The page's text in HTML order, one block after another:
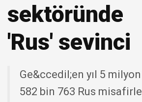
sektöründe
'Rus' sevinci
Ge&ccedil;en yıl 5 milyon
582 bin 763 Rus misafirle